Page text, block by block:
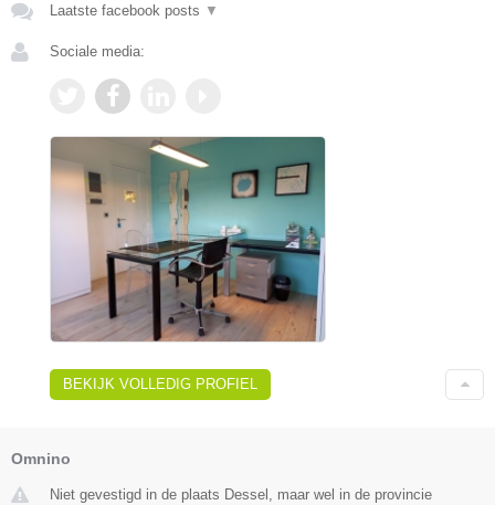
Laatste facebook posts ▼
Sociale media:
BEKIJK VOLLEDIG PROFIEL
Omnino
Niet gevestigd in de plaats Dessel, maar wel in de provincie